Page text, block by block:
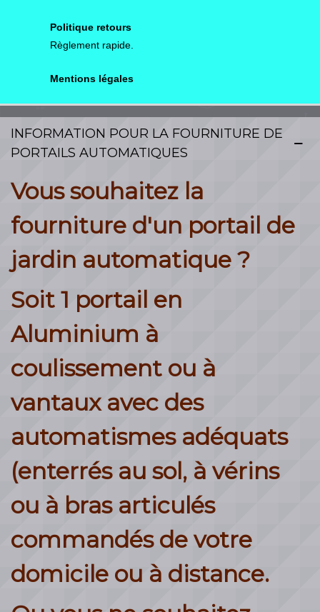
Politique retours
Règlement rapide.
Mentions légales
INFORMATION POUR LA FOURNITURE DE
PORTAILS AUTOMATIQUES
Vous souhaitez la
fourniture d'un portail de
jardin automatique ?
Soit 1 portail en
Aluminium à
coulissement ou à
vantaux avec des
automatismes adéquats
(enterrés au sol, à vérins
ou à bras articulés
commandés de votre
domicile ou à distance.